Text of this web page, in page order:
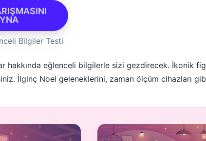
Bilgiler Testi
hakkında eğlenceli bilgilerle sizi gezdirecek. İkonik
İlginç Noel geleneklerini, zaman ölçüm cihazları